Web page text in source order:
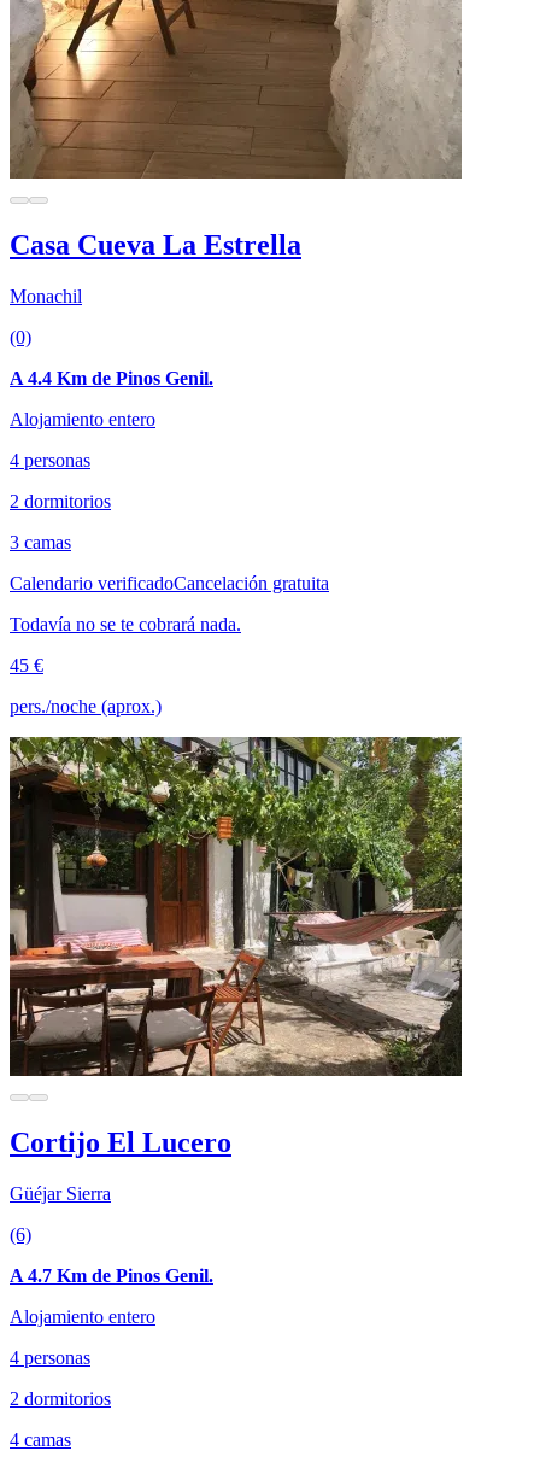
Casa Cueva La Estrella
Monachil
(0)
A 4.4 Km de Pinos Genil.
Alojamiento entero
4 personas
2 dormitorios
3 camas
Calendario verificadoCancelación gratuita
Todavía no se te cobrará nada.
45 €
pers./noche (aprox.)
Cortijo El Lucero
Güéjar Sierra
(6)
A 4.7 Km de Pinos Genil.
Alojamiento entero
4 personas
2 dormitorios
4 camas